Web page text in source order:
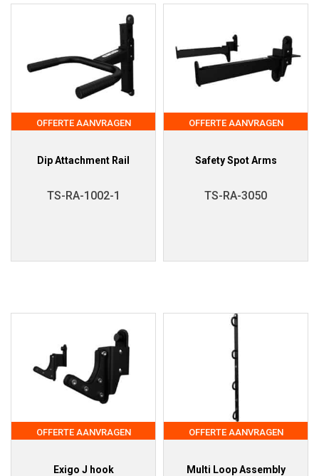
OFFERTE AANVRAGEN
Dip Attachment Rail
TS-RA-1002-1
OFFERTE AANVRAGEN
Safety Spot Arms
TS-RA-3050
OFFERTE AANVRAGEN
Exigo J hook
OFFERTE AANVRAGEN
Multi Loop Assembly